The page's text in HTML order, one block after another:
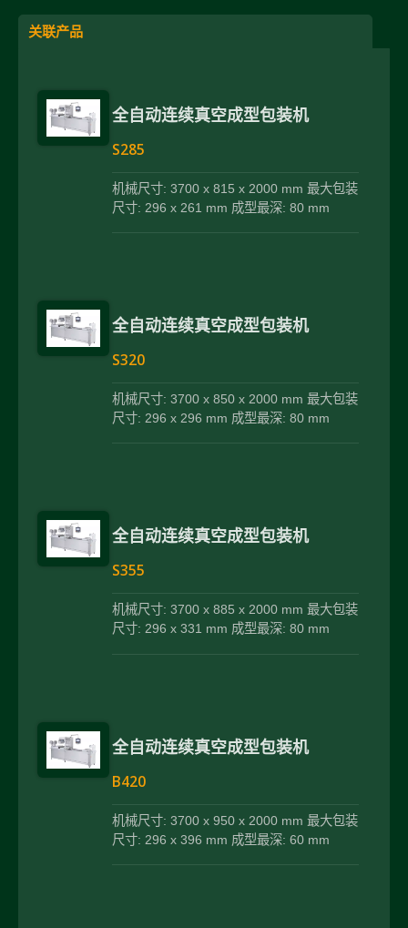
关联产品
全自动连续真空成型包装机
S285
机械尺寸: 3700 x 815 x 2000 mm 最大包装
尺寸: 296 x 261 mm 成型最深: 80 mm
全自动连续真空成型包装机
S320
机械尺寸: 3700 x 850 x 2000 mm 最大包装
尺寸: 296 x 296 mm 成型最深: 80 mm
全自动连续真空成型包装机
S355
机械尺寸: 3700 x 885 x 2000 mm 最大包装
尺寸: 296 x 331 mm 成型最深: 80 mm
全自动连续真空成型包装机
B420
机械尺寸: 3700 x 950 x 2000 mm 最大包装
尺寸: 296 x 396 mm 成型最深: 60 mm